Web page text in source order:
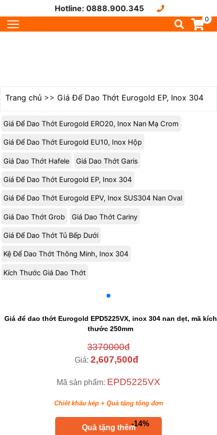
Hotline: 0888.900.345
0
Trang chủ >> Giá Để Dao Thớt Eurogold EP, Inox 304
Giá Để Dao Thớt Eurogold ERO20, Inox Nan Mạ Crom
Giá Để Dao Thớt Eurogold EU10, Inox Hộp
Giá Dao Thớt Hafele Giá Dao Thớt Garis
Giá Để Dao Thớt Eurogold EP, Inox 304
Giá Để Dao Thớt Eurogold EPV, Inox SUS304 Nan Oval
Giá Dao Thớt Grob Giá Dao Thớt Cariny
Giá Để Dao Thớt Tủ Bếp Dưới
Kệ Để Dao Thớt Thông Minh, Inox 304
Kích Thước Giá Dao Thớt
Giá để dao thớt Eurogold EPD5225VX, inox 304 nan dẹt, mã kích
thước 250mm
3370000đ
Giá: 2,607,500đ
Mã sản phẩm: EPD5225VX
Chiết khấu kép + Quà tặng tổng đơn
-14%
Quà tặng thêmkeyboard_return